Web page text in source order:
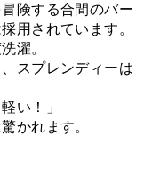
険する合間のバー
用されています。
濯。
スプレンディーは
い！」
かれます。